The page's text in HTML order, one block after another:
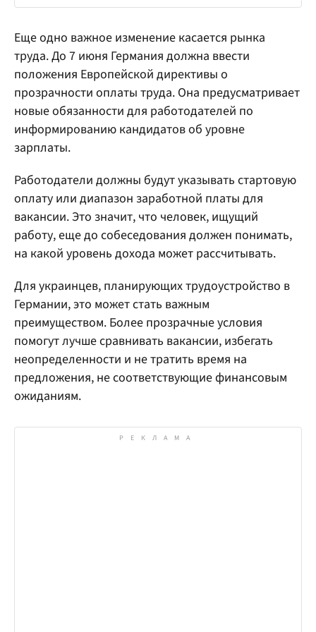
Еще одно важное изменение касается рынка
труда. До 7 июня Германия должна ввести
положения Европейской директивы о
прозрачности оплаты труда. Она предусматривает
новые обязанности для работодателей по
информированию кандидатов об уровне
зарплаты.
Работодатели должны будут указывать стартовую
оплату или диапазон заработной платы для
вакансии. Это значит, что человек, ищущий
работу, еще до собеседования должен понимать,
на какой уровень дохода может рассчитывать.
Для украинцев, планирующих трудоустройство в
Германии, это может стать важным
преимуществом. Более прозрачные условия
помогут лучше сравнивать вакансии, избегать
неопределенности и не тратить время на
предложения, не соответствующие финансовым
ожиданиям.